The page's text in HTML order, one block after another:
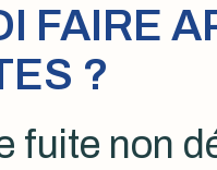
FAIRE
?
fuite non